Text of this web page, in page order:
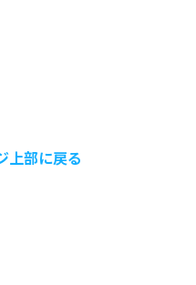
上部に戻る